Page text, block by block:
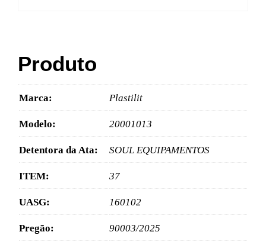
Produto
Marca: Plastilit
Modelo: 20001013
Detentora da Ata: SOUL EQUIPAMENTOS
ITEM: 37
UASG: 160102
Pregão: 90003/2025